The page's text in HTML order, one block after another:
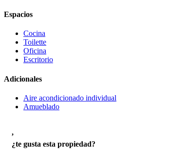
Espacios
Cocina
Toilette
Oficina
Escritorio
Adicionales
Aire acondicionado individual
Amueblado
,
¿te gusta esta propiedad?